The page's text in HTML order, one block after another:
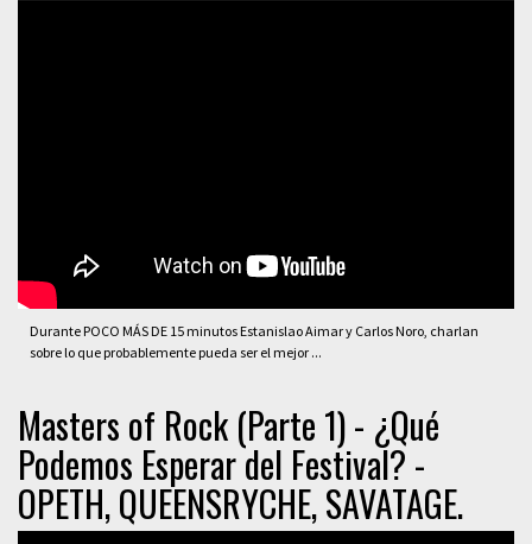
Durante POCO MÁS DE 15 minutos Estanislao Aimar y Carlos Noro, charlan
sobre lo que probablemente pueda ser el mejor ...
Masters of Rock (Parte 1) - ¿Qué
Podemos Esperar del Festival? -
OPETH, QUEENSRYCHE, SAVATAGE.